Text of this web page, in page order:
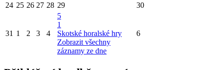
24 25 26 27 28 29 30
31 1 2 3 4
5
1
Skotské horalské hry
Zobrazit všechny
záznamy ze dne
6